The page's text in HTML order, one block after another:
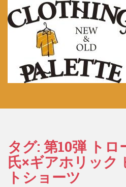
n
タグ: 第10弾 トロ
氏×ギアホリック
トショーツ